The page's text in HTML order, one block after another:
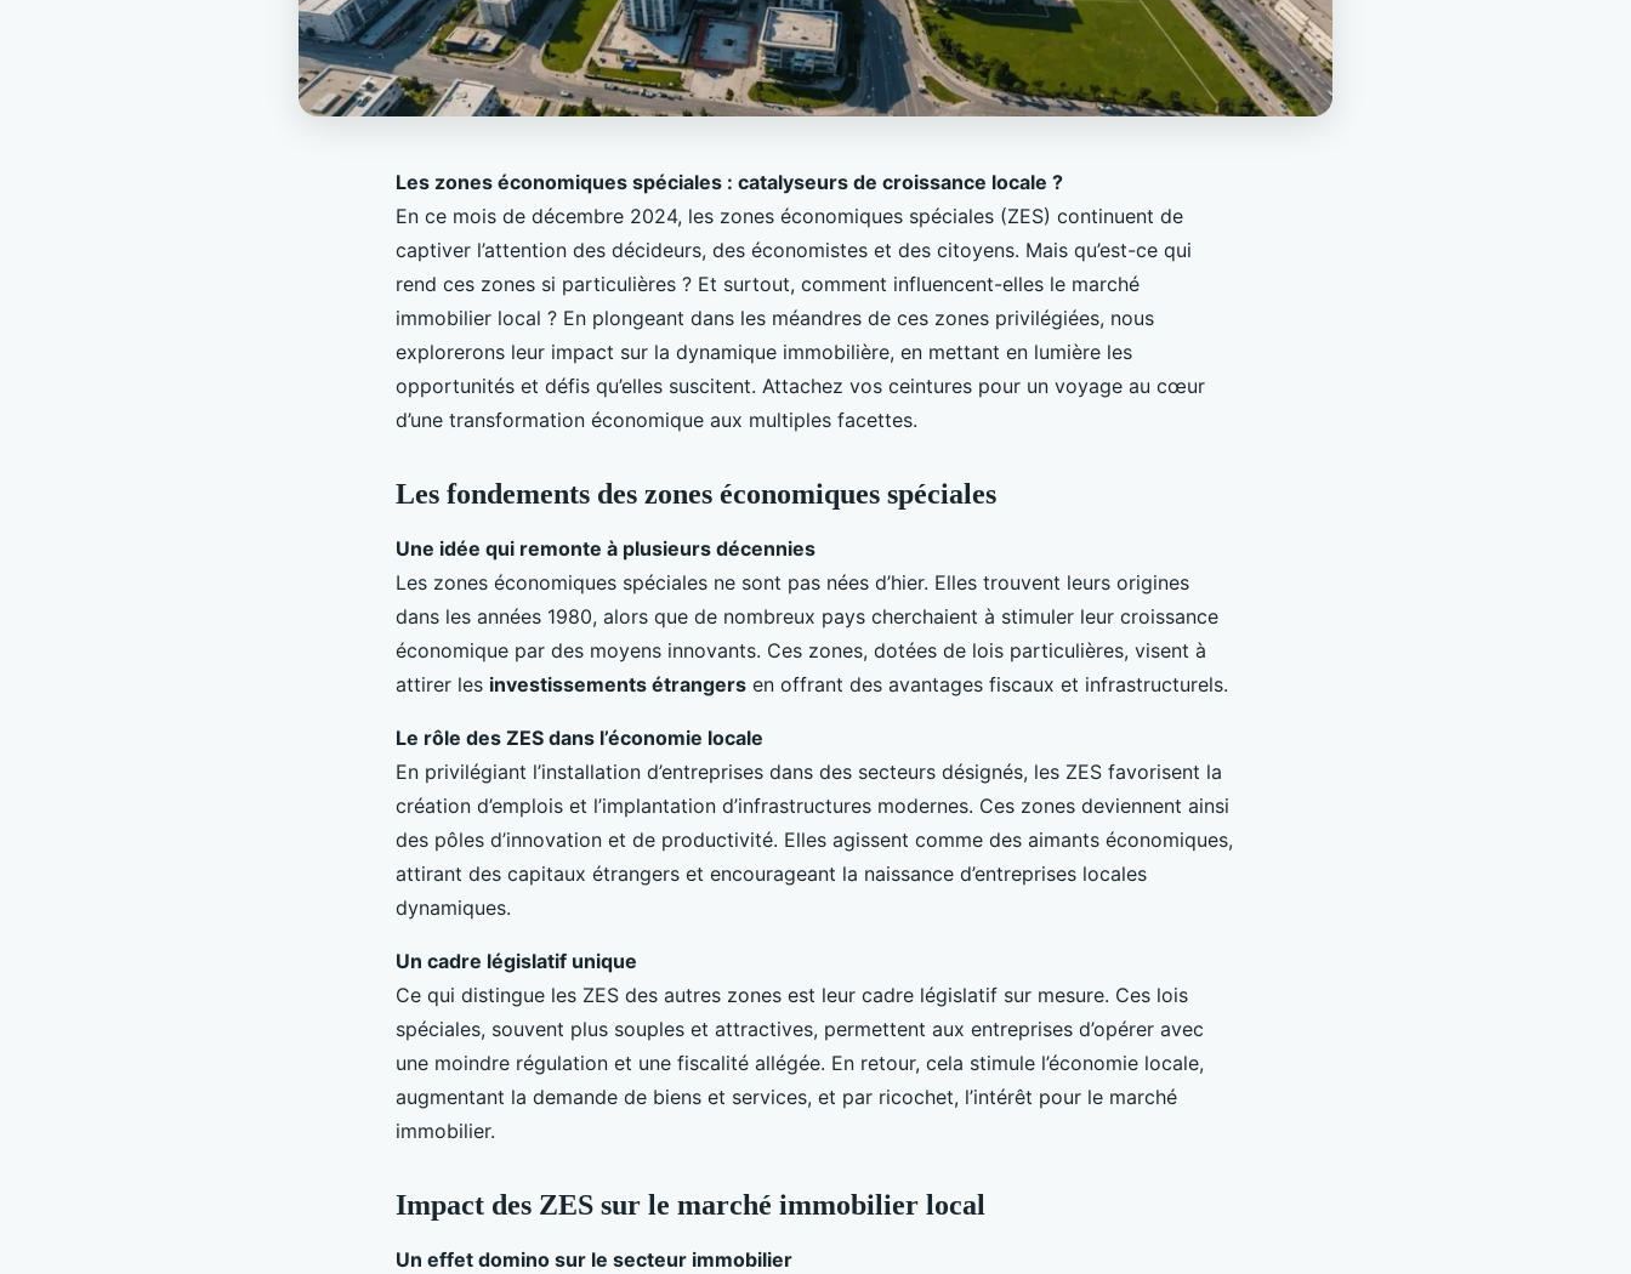
Les zones économiques spéciales : catalyseurs de croissance locale ?
En ce mois de décembre 2024, les zones économiques spéciales (ZES) continuent de
captiver l’attention des décideurs, des économistes et des citoyens. Mais qu’est-ce qui
rend ces zones si particulières ? Et surtout, comment influencent-elles le marché
immobilier local ? En plongeant dans les méandres de ces zones privilégiées, nous
explorerons leur impact sur la dynamique immobilière, en mettant en lumière les
opportunités et défis qu’elles suscitent. Attachez vos ceintures pour un voyage au cœur
d’une transformation économique aux multiples facettes.
Les fondements des zones économiques spéciales
Une idée qui remonte à plusieurs décennies
Les zones économiques spéciales ne sont pas nées d’hier. Elles trouvent leurs origines
dans les années 1980, alors que de nombreux pays cherchaient à stimuler leur croissance
économique par des moyens innovants. Ces zones, dotées de lois particulières, visent à
attirer les investissements étrangers en offrant des avantages fiscaux et infrastructurels.
Le rôle des ZES dans l’économie locale
En privilégiant l’installation d’entreprises dans des secteurs désignés, les ZES favorisent la
création d’emplois et l’implantation d’infrastructures modernes. Ces zones deviennent ainsi
des pôles d’innovation et de productivité. Elles agissent comme des aimants économiques,
attirant des capitaux étrangers et encourageant la naissance d’entreprises locales
dynamiques.
Un cadre législatif unique
Ce qui distingue les ZES des autres zones est leur cadre législatif sur mesure. Ces lois
spéciales, souvent plus souples et attractives, permettent aux entreprises d’opérer avec
une moindre régulation et une fiscalité allégée. En retour, cela stimule l’économie locale,
augmentant la demande de biens et services, et par ricochet, l’intérêt pour le marché
immobilier.
Impact des ZES sur le marché immobilier local
Un effet domino sur le secteur immobilier